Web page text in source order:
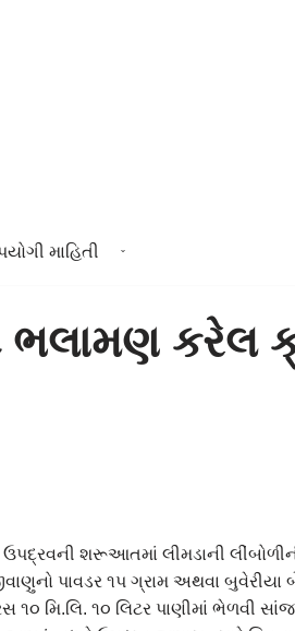
માહિતી
ભલામણ કરેલ
ઉપદ્રવની શરૂઆતમાં લીમડાની
પાવડર ૧પ ગ્રામ અથવા બુવેરીયા
મિ.લિ. ૧૦ લિટર પાણીમાં ભેળવી